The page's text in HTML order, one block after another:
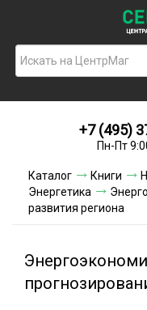
+7 (495)
Пн-Пт
Каталог Книги
Энергетика
развития региона